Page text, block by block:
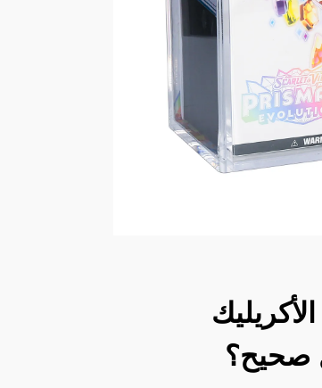
صحيح؟